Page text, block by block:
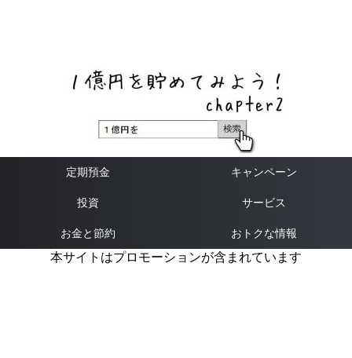
定期預金 キャンペーン
投資 サービス
お金と節約 おトクな情報
本サイトはプロモーションが含まれています